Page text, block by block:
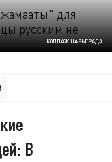
КОЛЛАЖ ЦАРЬГРАДА
В